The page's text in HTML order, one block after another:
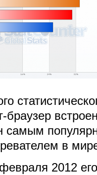
браузер
самым
в
2012